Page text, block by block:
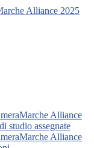
Alliance 2025
Alliance
studio assegnate
Alliance